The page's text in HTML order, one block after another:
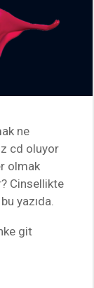
ne
cd oluyor
olmak
Cinsellikte
yazıda.
git